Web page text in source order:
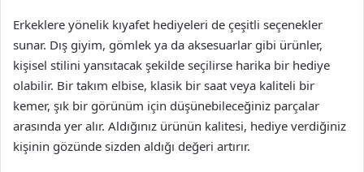
Erkeklere yönelik kıyafet hediyeleri de çeşitli seçenekler
sunar. Dış giyim, gömlek ya da aksesuarlar gibi ürünler,
kişisel stilini yansıtacak şekilde seçilirse harika bir hediye
olabilir. Bir takım elbise, klasik bir saat veya kaliteli bir
kemer, şık bir görünüm için düşünebileceğiniz parçalar
arasında yer alır. Aldığınız ürünün kalitesi, hediye verdiğiniz
kişinin gözünde sizden aldığı değeri artırır.